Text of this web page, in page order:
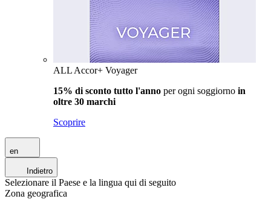
ALL Accor+ Voyager
15% di sconto tutto l'anno per ogni soggiorno in
oltre 30 marchi
Scoprire
en
Indietro
Selezionare il Paese e la lingua qui di seguito
Zona geografica